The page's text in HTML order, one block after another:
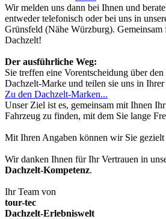
Wir melden uns dann bei Ihnen und
entweder telefonisch oder bei uns in
Grünsfeld (Nähe Würzburg).
Dachzelt!
Der ausführliche Weg:
Sie treffen eine Vorentscheidung über
Dachzelt-Marke und teilen sie uns in
Zu den Dachzelt-Marken...
Unser Ziel ist es, gemeinsam mit Ihnen
Fahrzeug zu finden, mit dem Sie lange
Mit Ihren Angaben können wir Sie gezielt
Wir danken Ihnen für Ihr Vertrauen in
Dachzelt-Kompetenz.
Ihr Team von
tour-tec
Dachzelt-Erlebniswelt